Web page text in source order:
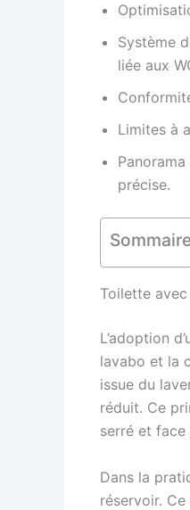
Système
liée aux
Limites à
précise.
Toilette
L’adoption
lavabo et la
issue du
réduit. Ce
serré et face
Dans la
réservoir.